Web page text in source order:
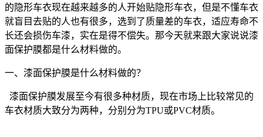
的隐形车衣现在越来越多的人开始贴隐形车衣，但是不懂车衣
就盲目去贴的人也有很多，选到了质量差的车衣，适应寿命不
长还会损伤车漆，实在是得不偿失。那今天就来跟大家说说漆
面保护膜都是什么材料做的。
一、漆面保护膜是什么材料做的？
漆面保护膜发展至今有很多种材质，现在市场上比较常见的
车衣材质大致分为两种，分别分为TPU或PVC材质。